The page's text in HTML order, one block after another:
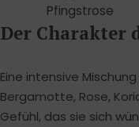
Pfingstrose
Der Charakter
Eine intensive
Bergamotte, Rose,
Gefühl, das sie sich